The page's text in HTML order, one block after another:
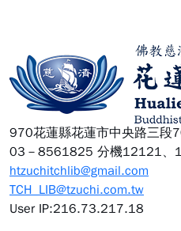
970花蓮縣花蓮市中央路三段
03－8561825 分機12121、
htzuchitchlib@gmail.com
TCH_LIB@tzuchi.com.tw
User IP:216.73.217.18